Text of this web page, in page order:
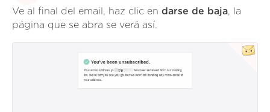
Ve al final del email, haz clic en darse de baja, la
página que se abra se verá así.